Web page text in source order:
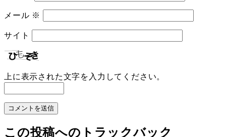
メール ※
サイト
上に表示された文字を入力してください。
この投稿へのトラックバック